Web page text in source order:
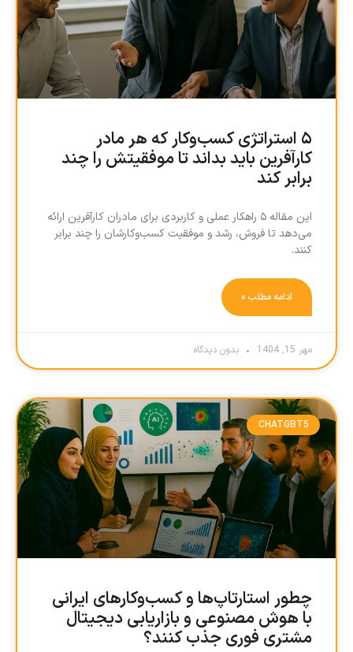
۵ استراتژی کسب‌وکار که هر مادر
کارآفرین باید بداند تا موفقیتش را چند
برابر کند
این مقاله ۵ راهکار عملی و کاربردی برای مادران کارآفرین ارائه
می‌دهد تا فروش، رشد و موفقیت کسب‌وکارشان را چند برابر
کنند.
ادامه مطلب »
مهر 15, 1404 بدون دیدگاه
CHATGBT5
چطور استارتاپ‌ها و کسب‌وکارهای ایرانی
با هوش مصنوعی و بازاریابی دیجیتال
مشتری فوری جذب کنند؟